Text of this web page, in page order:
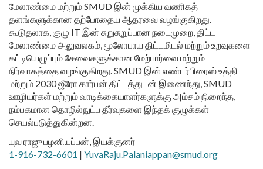
மேலாண்மை மற்றும் SMUD இன் முக்கிய வணிகத்
தளங்களுக்கான தற்போதைய ஆதரவை வழங்குகிறது.
கூடுதலாக, குழு IT இன் சுறுசுறுப்பான நடைமுறை, திட்ட
மேலாண்மை அலுவலகம், மூலோபாய திட்டமிடல் மற்றும் உறவுகளை
கட்டியெழுப்பும் சேவைகளுக்கான மேற்பார்வை மற்றும்
நிர்வாகத்தை வழங்குகிறது. SMUD இன் எண்டர்பிரைஸ் உத்தி
மற்றும் 2030 ஜீரோ கார்பன் திட்டத்துடன் இணைந்து, SMUD
ஊழியர்கள் மற்றும் வாடிக்கையாளர்களுக்கு அம்சம் நிறைந்த,
நம்பகமான தொழில்நுட்ப தீர்வுகளை இந்தக் குழுக்கள்
செயல்படுத்துகின்றன.
யுவ ராஜு பழனியப்பன், இயக்குனர்
1-916-732-6601 | YuvaRaju.Palaniappan@smud.org